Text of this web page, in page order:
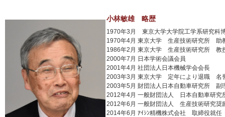
小林敏雄 略歴
1970年3月 東京大学大学院工学系研究科
1970年4月 東京大学 生産技術研究所 助
1986年2月 東京大学 生産技術研究所 教
2000年7月 日本学術会議会員
2001年4月 社団法人日本機械学会会長
2003年3月 東京大学 定年により退職 名
2003年5月 財団法人日本自動車研究所 副
2012年4月 一般財団法人 日本自動車研
2012年6月 一般財団法人 生産技術研究
2014年6月 ｱｲｼﾝ精機株式会社 取締役就任